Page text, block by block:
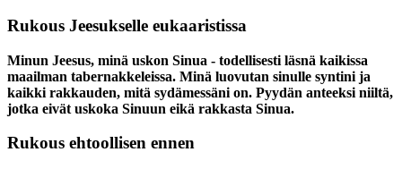
Rukous Jeesukselle eukaaristissa
Minun Jeesus, minä uskon Sinua - todellisesti läsnä kaikissa
maailman tabernakkeleissa. Minä luovutan sinulle syntini ja
kaikki rakkauden, mitä sydämessäni on. Pyydän anteeksi niiltä,
jotka eivät uskoka Sinuun eikä rakkasta Sinua.
Rukous ehtoollisen ennen